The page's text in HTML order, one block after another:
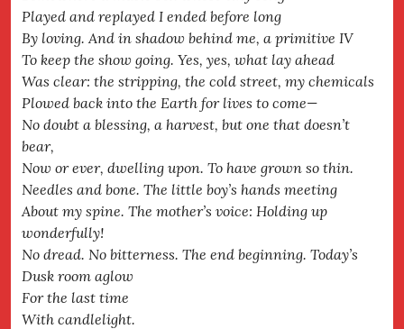
Played and replayed I ended before long
By loving. And in shadow behind me, a primitive IV
To keep the show going. Yes, yes, what lay ahead
Was clear: the stripping, the cold street, my chemicals
Plowed back into the Earth for lives to come—
No doubt a blessing, a harvest, but one that doesn’t
bear,
Now or ever, dwelling upon. To have grown so thin.
Needles and bone. The little boy’s hands meeting
About my spine. The mother’s voice: Holding up
wonderfully!
No dread. No bitterness. The end beginning. Today’s
Dusk room aglow
For the last time
With candlelight.